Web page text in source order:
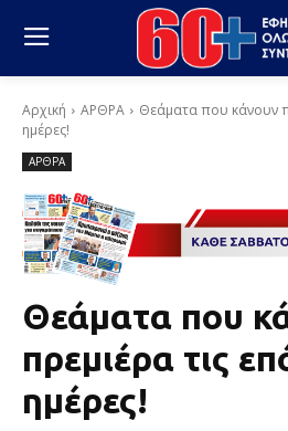
Αρχική ΑΡΘΡΑ
Θεάματα που κάνουν
ημέρες!
ΑΡΘΡΑ
Θεάματα που
πρεμιέρα τις
ημέρες!